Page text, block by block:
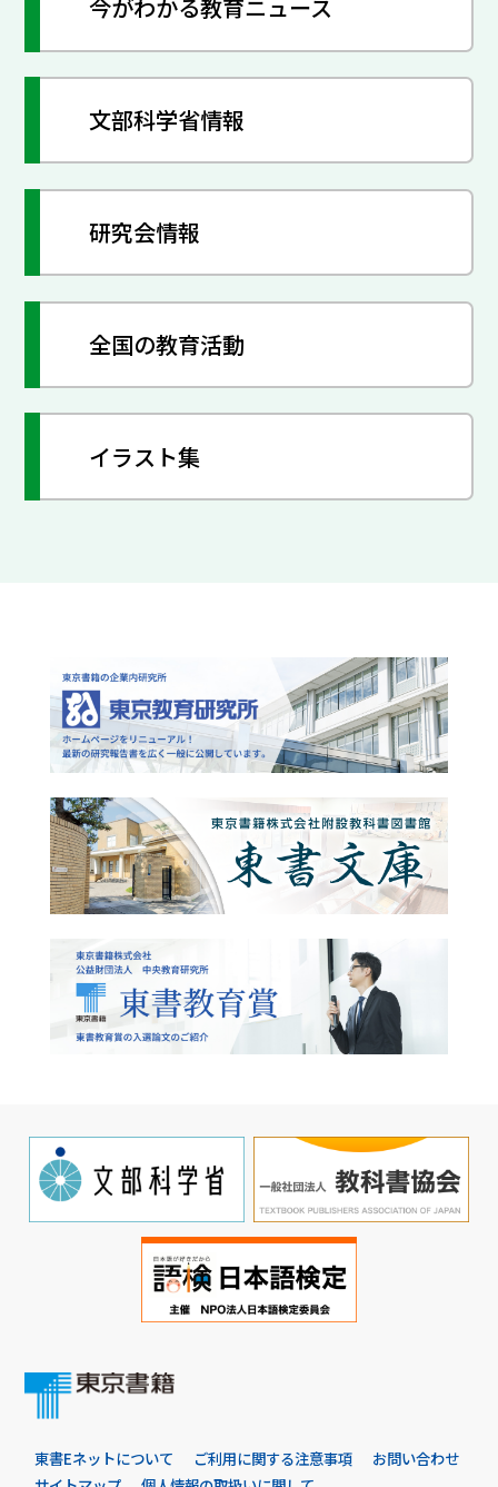
今がわかる教育ニュース
文部科学省情報
研究会情報
全国の教育活動
イラスト集
東書Eネットについて ご利用に関する注意事項
お問い合わせ